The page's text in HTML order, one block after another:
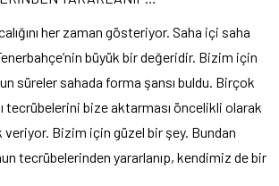
her zaman gösteriyor. Saha içi saha
büyük bir değeridir. Bizim için
süreler sahada forma şansı buldu. Birçok
tecrübelerini bize aktarması öncelikli olarak
Bizim için güzel bir şey. Bundan
tecrübelerinden yararlanıp, kendimiz de bir